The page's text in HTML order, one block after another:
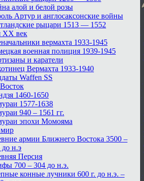
алой и белой розы
Артур и англосаксонские войны
рыцари 1513 — 1552
XX век
вермахта 1933-1945
военная полиция 1939-1945
и каратели
Вермахта 1933-1940
Waffen SS
1460-1650
1577-1638
940 – 1561 гг.
эпохи Момояма
армии Ближнего Востока 3500 –
до н.э
Персия
700 – 304 до н.э.
конные лучники 600 г. до н.э. –